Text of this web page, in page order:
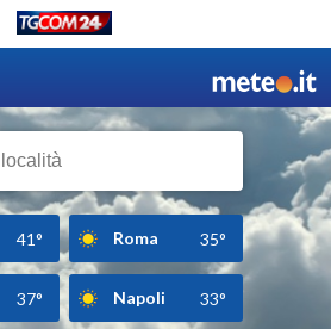
41° Roma 35°
37° Napoli 33°